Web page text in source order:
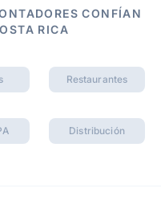
CONFÍAN
RICA
Restaurantes
Distribución